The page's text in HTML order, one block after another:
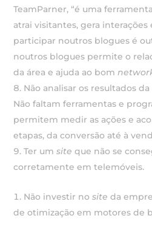
TeamParner, “é uma
atrai visitantes, gera interações
participar noutros blogues é
noutros blogues permite o
da área e ajuda ao bom
Não analisar os resultados
Não faltam ferramentas e
permitem medir as ações e
etapas, da conversão até à
Ter umsiteque não se
corretamente em telemóveis.
Não investir nosite da
de otimização em motores de